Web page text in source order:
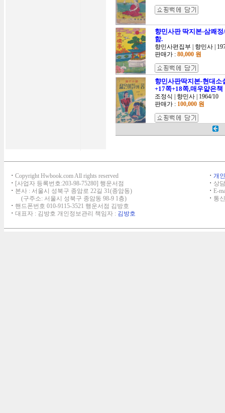
향민사판 딱지본-삼쾌
함.
향민사편집부 | 향민사 |
판매가 : 80,000 원
향민사판딱지본-현대소
+17쪽+18쪽,매우얇은책
조정식 | 향민사 | 1964/10
판매가 : 100,000 원
ㆍ Copyright Hwbook.com All rights reserved
ㆍ [사업자 등록번호:203-98-75280] 행운서점
ㆍ 본사 : 서울시 성북구 종암로 22길 31(종암동)
(구주소: 서울시 성북구 종암동 98-9 1층)
ㆍ 핸드폰번호 010-9115-3521 행운서점 김방호
ㆍ 대표자 : 김방호 개인정보관리 책임자 : 김방호
ㆍ 개
ㆍ 상
ㆍ E-
ㆍ 통